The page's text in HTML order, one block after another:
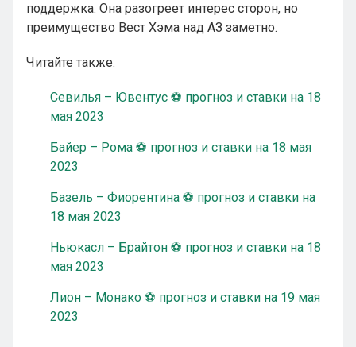
поддержка. Она разогреет интерес сторон, но
преимущество Вест Хэма над АЗ заметно.
Читайте также:
Севилья – Ювентус ⚽ прогноз и ставки на 18
мая 2023
Байер – Рома ⚽ прогноз и ставки на 18 мая
2023
Базель – Фиорентина ⚽ прогноз и ставки на
18 мая 2023
Ньюкасл – Брайтон ⚽ прогноз и ставки на 18
мая 2023
Лион – Монако ⚽ прогноз и ставки на 19 мая
2023